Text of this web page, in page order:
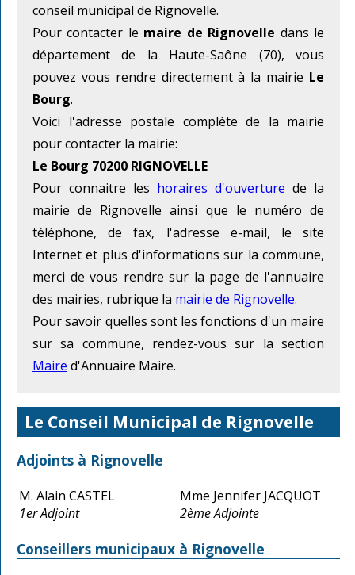
conseil municipal de Rignovelle.
Pour contacter le maire de Rignovelle dans le
département de la Haute-Saône (70), vous
pouvez vous rendre directement à la mairie Le
Bourg.
Voici l'adresse postale complète de la mairie
pour contacter la mairie:
Le Bourg 70200 RIGNOVELLE
Pour connaitre les horaires d'ouverture de la
mairie de Rignovelle ainsi que le numéro de
téléphone, de fax, l'adresse e-mail, le site
Internet et plus d'informations sur la commune,
merci de vous rendre sur la page de l'annuaire
des mairies, rubrique la mairie de Rignovelle.
Pour savoir quelles sont les fonctions d'un maire
sur sa commune, rendez-vous sur la section
Maire d'Annuaire Maire.
Le Conseil Municipal de Rignovelle
Adjoints à Rignovelle
M. Alain CASTEL
1er Adjoint
Mme Jennifer JACQUOT
2ème Adjointe
Conseillers municipaux à Rignovelle